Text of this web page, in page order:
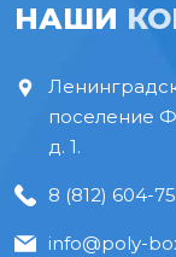
НАШИ
поселение
д. 1.
8 (812) 604-
info@poly-